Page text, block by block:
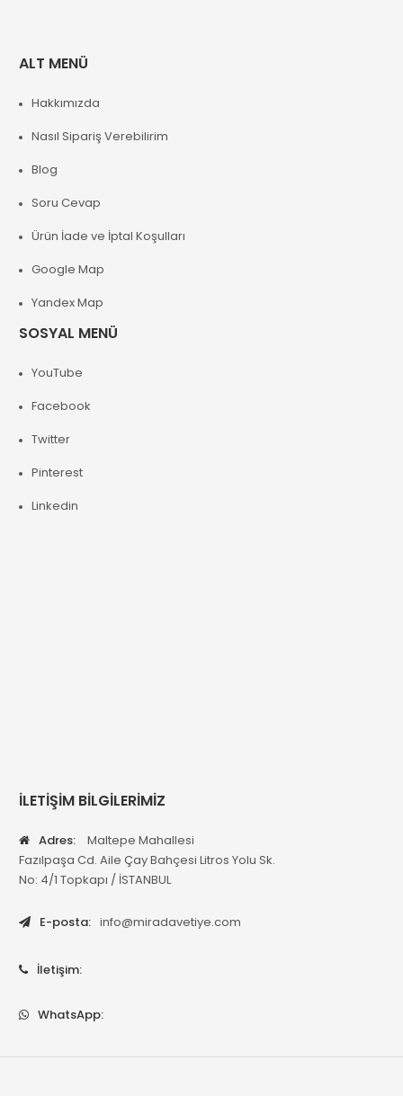
ALT MENÜ
Hakkımızda
Nasıl Sipariş Verebilirim
Blog
Soru Cevap
Ürün İade ve İptal Koşulları
Google Map
Yandex Map
SOSYAL MENÜ
YouTube
Facebook
Twitter
Pinterest
Linkedin
İLETİŞİM BİLGİLERİMİZ
Adres:
Maltepe Mahallesi
Fazılpaşa Cd. Aile Çay Bahçesi Litros Yolu Sk.
No: 4/1 Topkapı / İSTANBUL
E-posta: info@miradavetiye.com
İletişim:
WhatsApp: